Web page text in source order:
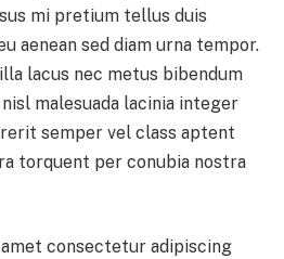
mi pretium tellus duis
aenean sed diam urna tempor.
lacus nec metus bibendum
malesuada lacinia integer
semper vel class aptent
torquent per conubia nostra
consectetur adipiscing